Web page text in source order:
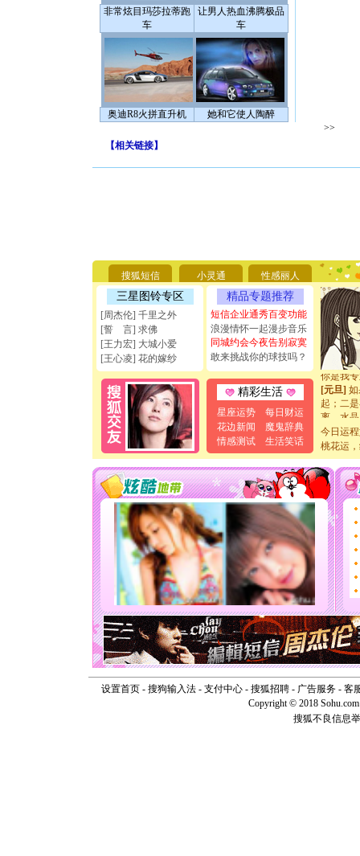
非常炫目玛莎拉蒂跑
车
让男人热血沸腾极品
车
奥迪R8火拼直升机 她和它使人陶醉
>>
【相关链接】
搜狐短信 小灵通 性感丽人
三星图铃专区
[周杰伦] 千里之外
[誓 言] 求佛
[王力宏] 大城小爱
[王心凌] 花的嫁纱
精品专题推荐
短信企业通秀百变功能
浪漫情怀一起漫步音乐
同城约会今夜告别寂寞
敢来挑战你的球技吗？
精彩生活
星座运势
每日财运
花边新闻
魔鬼辞典
情感测试
生活笑话
要平安
[圣诞节]
能正大
天都要
[圣诞节]
如意,快
[元旦]看
断电。
你是我
[元旦] 如
起；二
离。水
[元旦]当
泣，这
卖了。
[春节]风
颜！冬
道一声
[春节]
片叶子
送你一
[圣诞节]
你太多
要平安
[圣诞节]
能正大
天都要
[圣诞节]
如意,快
[元旦]看
断电。
你是我
[元旦]
起；二
离。水
今日运
桃花运
设置首页- 搜狗输入法- 支付中心- 搜狐招聘- 广告服务- 客
Copyright © 2018
搜狐不良信息